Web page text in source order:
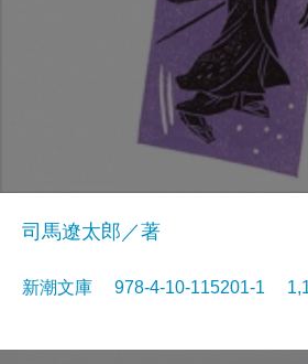
司馬遼太郎／著
新潮文庫 978-4-10-115201-1